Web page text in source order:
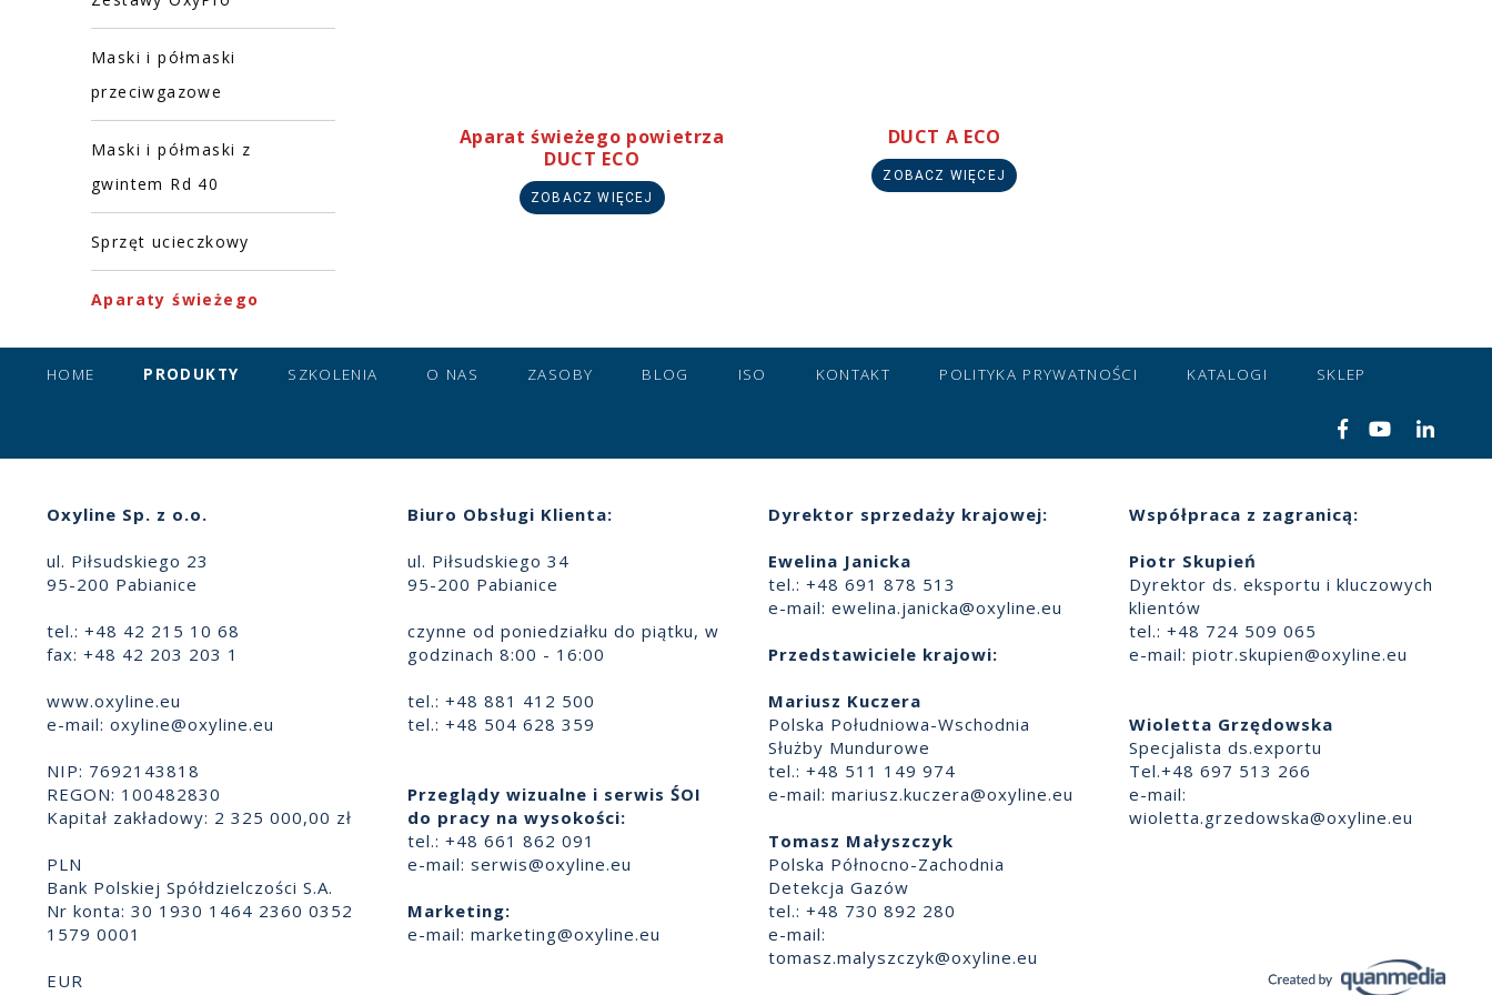
Maski i półmaski
przeciwgazowe
Maski i półmaski z
gwintem Rd 40
Sprzęt ucieczkowy
Aparaty świeżego
Zestawy
(SCBA) serii MK2 typ 1
Wózkowe system
zasilania powietrzem
seria RC
przepływem powietrza
Aparat z wymuszonym
Aparaty świeżego
Aparat świeżego powietrza
DUCT ECO
ZOBACZ WIĘCEJ
DUCT A ECO
ZOBACZ WIĘCEJ
HOME PRODUKTY SZKOLENIA O NAS ZASOBY BLOG ISO KONTAKT POLITYKA PRYWATNOŚCI KATALOGI SKLEP
Oxyline Sp. z o.o.
ul. Piłsudskiego 23
95-200 Pabianice
tel.: +48 42 215 10 68
fax: +48 42 203 203 1
www.oxyline.eu
e-mail: oxyline@oxyline.eu
NIP: 7692143818
REGON: 100482830
Kapitał zakładowy: 2 325 000,00 zł
PLN
Bank Polskiej Spółdzielczości S.A.
Nr konta: 30 1930 1464 2360 0352
1579 0001
EUR
Biuro Obsługi Klienta:
ul. Piłsudskiego 34
95-200 Pabianice
czynne od poniedziałku do piątku, w
godzinach 8:00 - 16:00
tel.: +48 881 412 500
tel.: +48 504 628 359
Przeglądy wizualne i serwis ŚOI
do pracy na wysokości:
tel.: +48 661 862 091
e-mail: serwis@oxyline.eu
Marketing:
e-mail: marketing@oxyline.eu
Dyrektor sprzedaży krajowej:
Ewelina Janicka
tel.: +48 691 878 513
e-mail: ewelina.janicka@oxyline.eu
Przedstawiciele krajowi:
Mariusz Kuczera
Polska Południowa-Wschodnia
Służby Mundurowe
tel.: +48 511 149 974
e-mail: mariusz.kuczera@oxyline.eu
Tomasz Małyszczyk
Polska Północno-Zachodnia
Detekcja Gazów
tel.: +48 730 892 280
e-mail:
tomasz.malyszczyk@oxyline.eu
Współpraca z zagranicą:
Piotr Skupień
Dyrektor ds. eksportu i kluczowych
klientów
tel.: +48 724 509 065
e-mail: piotr.skupien@oxyline.eu
Wioletta Grzędowska
Specjalista ds.exportu
Tel.+48 697 513 266
e-mail:
wioletta.grzedowska@oxyline.eu